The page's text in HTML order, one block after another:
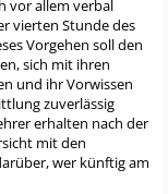
vor allem verbal
vierten Stunde des
Vorgehen soll den
sich mit ihren
und ihr Vorwissen
zuverlässig
erhalten nach der
mit den
wer künftig am